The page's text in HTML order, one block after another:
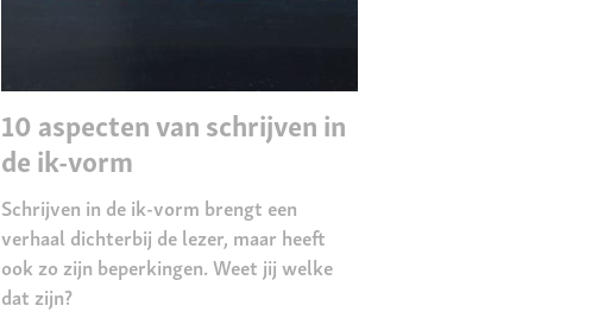
10 aspecten van schrijven in
de ik-vorm
Schrijven in de ik-vorm brengt een
verhaal dichterbij de lezer, maar heeft
ook zo zijn beperkingen. Weet jij welke
dat zijn?